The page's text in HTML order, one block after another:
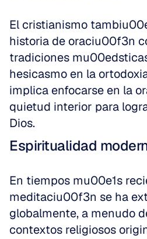
El cristianismo
historia de oraciu00f3n
tradiciones
hesicasmo en la
implica enfocarse en la
quietud interior para
Dios.
Espiritualidad
En tiempos mu00e1s
meditaciu00f3n se ha
globalmente, a menudo
contextos religiosos